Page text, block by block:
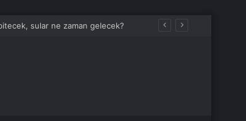
sular ne zaman gelecek?